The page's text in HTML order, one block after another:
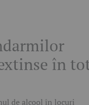
în
de alcool în locuri